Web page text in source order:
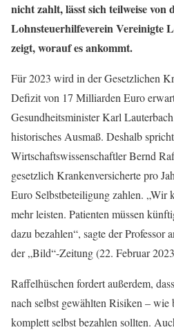
nicht zahlt, lässt sich teilweise von
Lohnsteuerhilfeverein Vereinigte
zeigt, worauf es ankommt.
Für 2023 wird in der Gesetzlichen
Defizit von 17 Milliarden Euro
Gesundheitsminister Karl
historisches Ausmaß. Deshalb
Wirtschaftswissenschaftler Bernd
gesetzlich Krankenversicherte pro
Euro Selbstbeteiligung zahlen. „Wir
mehr leisten. Patienten müssen
dazu bezahlen“, sagte der Professor
der „Bild“-Zeitung (22. Februar
Raffelhüschen fordert außerdem,
nach selbst gewählten Risiken – wie
komplett selbst bezahlen sollten.